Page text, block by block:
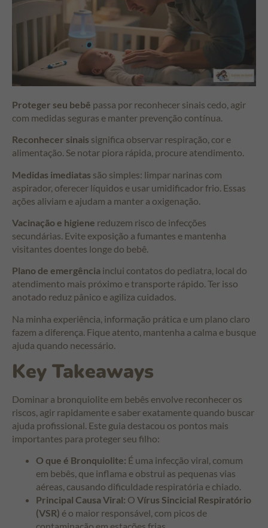
Proteger seu bebê passa por reconhecer sinais cedo, agir
com medidas seguras e manter prevenção contínua.
Reconhecer sinais significa observar respiração, cor e
alimentação. Se notar piora rápida, procure atendimento.
Medidas imediatas são simples: limpar narinas com
aspirador, oferecer líquidos e usar umidificador frio. Essas
ações aliviam e ajudam a manter a oxigenação.
Vacinação e higiene reduzem risco de infecções
secundárias. Evite exposição a fumantes e mantenha
visitantes doentes longe do bebê.
Plano de emergência inclui contatos do pediatra, local do
atendimento mais próximo e transporte rápido. Ter isso
anotado reduz pânico e agiliza cuidados.
Na minha experiência, informação prática e um plano claro
fazem a diferença. Fique atento, mantenha a calma e busque
ajuda quando necessário.
Key Takeaways
Dominar a bronquiolite em bebês envolve reconhecer os
riscos, agir rapidamente e saber exatamente quando buscar
ajuda profissional. Este guia destacou os pontos mais
importantes para proteger seu filho:
O que é Bronquiolite: É uma infecção viral, comum
em bebês, que inflama e obstrui as pequenas vias
aéreas, causando dificuldade respiratória e chiado.
Principal Causa Viral: O Vírus Sincicial Respiratório
(VSR) é o maior responsável, com picos de